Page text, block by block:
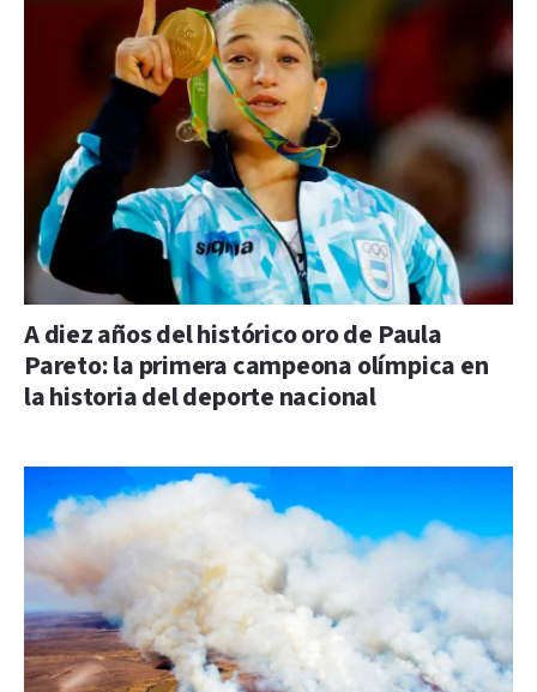
A diez años del histórico oro de Paula
Pareto: la primera campeona olímpica en
la historia del deporte nacional